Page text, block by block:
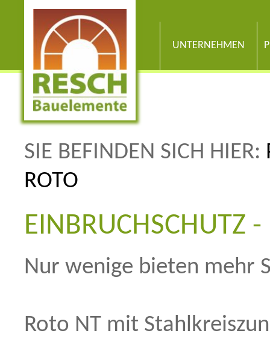
UNTERNEHMEN
SIE BEFINDEN SICH HIER:
ROTO
EINBRUCHSCHUTZ -
Nur wenige bieten mehr
Roto NT mit